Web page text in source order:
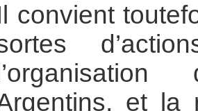
convient
et la